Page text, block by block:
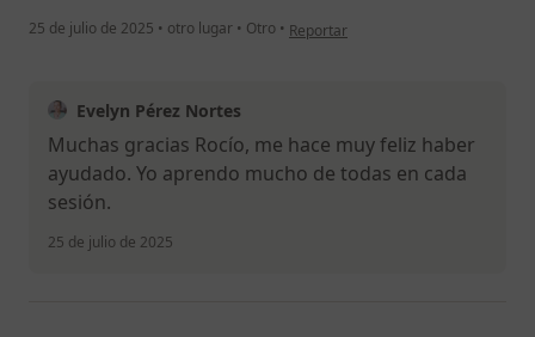
25 de julio de 2025 • otro lugar • Otro • en opinión del usuario Rocio
Reportar
Evelyn Pérez Nortes
Muchas gracias Rocío, me hace muy feliz haber
ayudado. Yo aprendo mucho de todas en cada
sesión.
25 de julio de 2025